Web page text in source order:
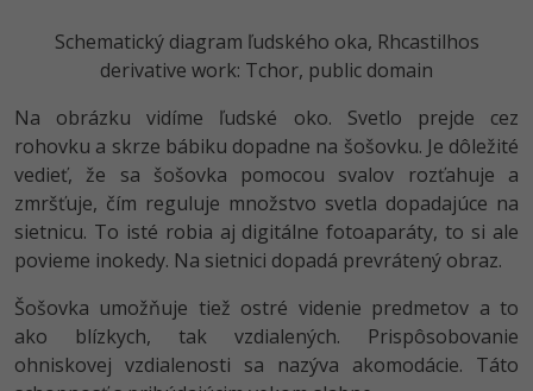
Schematický diagram ľudského oka, Rhcastilhos
derivative work: Tchor, public domain
Na obrázku vidíme ľudské oko. Svetlo prejde cez
rohovku a skrze bábiku dopadne na šošovku. Je dôležité
vedieť, že sa šošovka pomocou svalov rozťahuje a
zmršťuje, čím reguluje množstvo svetla dopadajúce na
sietnicu. To isté robia aj digitálne fotoaparáty, to si ale
povieme inokedy. Na sietnici dopadá prevrátený obraz.
Šošovka umožňuje tiež ostré videnie predmetov a to
ako blízkych, tak vzdialených. Prispôsobovanie
ohniskovej vzdialenosti sa nazýva akomodácie. Táto